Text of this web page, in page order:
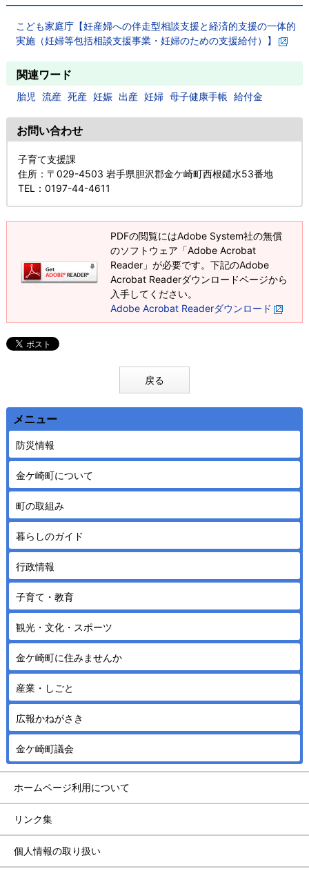
こども家庭庁【妊産婦への伴走型相談支援と経済的支援の一体的
実施（妊婦等包括相談支援事業・妊婦のための支援給付）】
関連ワード
胎児 流産 死産 妊娠 出産 妊婦 母子健康手帳 給付金
お問い合わせ
子育て支援課
住所：〒029-4503 岩手県胆沢郡金ケ崎町西根鑓水53番地
TEL
：0197-44-4611
PDFの閲覧にはAdobe System社の無償
のソフトウェア「Adobe Acrobat
Reader」が必要です。下記のAdobe
Acrobat Readerダウンロードページから
入手してください。
Adobe Acrobat Readerダウンロード
戻る
メニュー
防災情報
金ケ崎町について
町の取組み
暮らしのガイド
行政情報
子育て・教育
観光・文化・スポーツ
金ケ崎町に住みませんか
産業・しごと
広報かねがさき
金ケ崎町議会
ホームページ利用について
リンク集
個人情報の取り扱い